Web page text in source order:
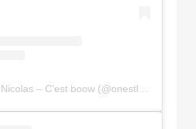
A post shared by Nicolas – C’est boow (@onestlespassionnees)